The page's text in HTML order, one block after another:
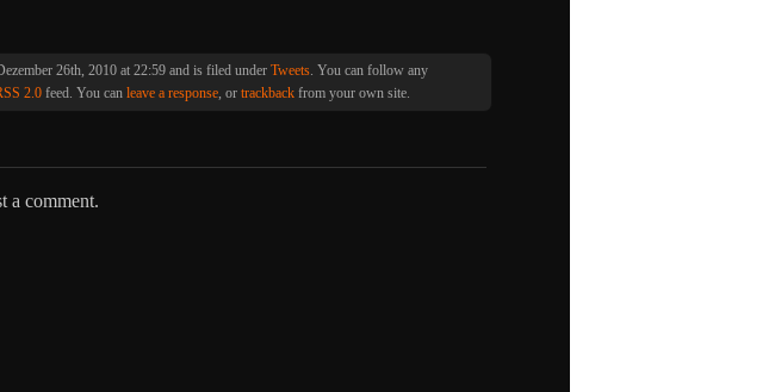
26th, 2010 at 22:59 and is filed under Tweets. You can follow any
2.0 feed. You can leave a response, or trackback from your own site.
a comment.